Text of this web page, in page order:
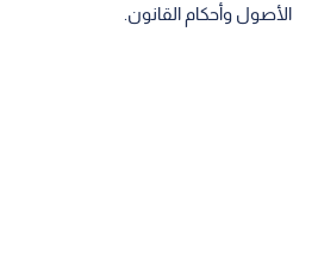
الأصول وأحكام القانون.